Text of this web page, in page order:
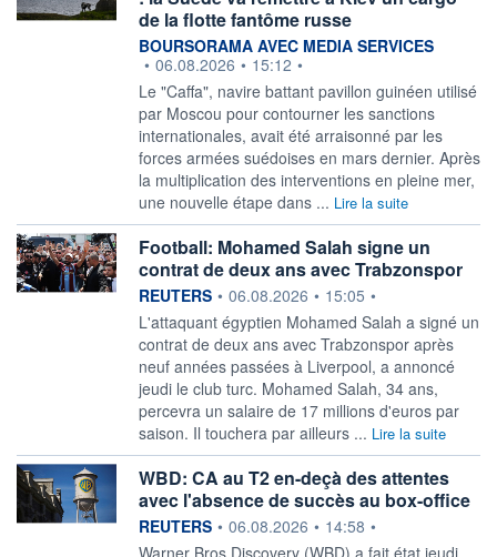
de la flotte fantôme russe
information fournie par
BOURSORAMA AVEC MEDIA SERVICES
• 06.08.2026 • 15:12 •
Le "Caffa", navire battant pavillon guinéen utilisé
par Moscou pour contourner les sanctions
internationales, avait été arraisonné par les
forces armées suédoises en mars dernier. Après
la multiplication des interventions en pleine mer,
une nouvelle étape dans ... Lire la suite
Football: Mohamed Salah signe un
contrat de deux ans avec Trabzonspor
information fournie par
REUTERS • 06.08.2026 • 15:05 •
L'attaquant égyptien ‌Mohamed Salah a signé un
contrat ​de deux ans avec Trabzonspor après
neuf années passées à Liverpool, a ​annoncé
jeudi le club turc. Mohamed Salah, 34 ans, ​
percevra un salaire de ⁠17 millions d'euros par
saison. ‌Il touchera par ailleurs ... Lire la suite
WBD: CA au T2 en-deçà des attentes
avec l'absence de succès au box-office
information fournie par
REUTERS • 06.08.2026 • 14:58 •
Warner Bros Discovery (WBD) a fait état jeudi